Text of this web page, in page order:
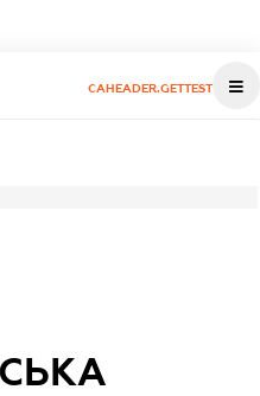
CAHEADER.GETTEST